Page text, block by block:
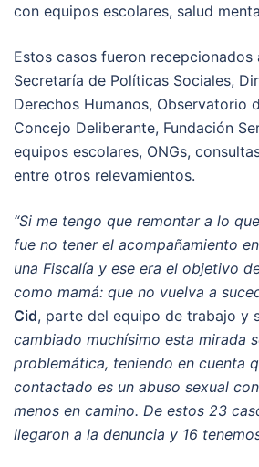
con equipos escolares, salud
Estos casos fueron recepcionados
Secretaría de Políticas Sociales,
Derechos Humanos, Observatorio
Concejo Deliberante, Fundación
equipos escolares, ONGs,
entre otros relevamientos.
“Si me tengo que remontar a lo
fue no tener el acompañamiento
una Fiscalía y ese era el objetivo
como mamá: que no vuelva a
Cid, parte del equipo de trabajo y
cambiado muchísimo esta mirada
problemática, teniendo en cuenta
contactado es un abuso sexual
menos en camino. De estos 23
llegaron a la denuncia y 16